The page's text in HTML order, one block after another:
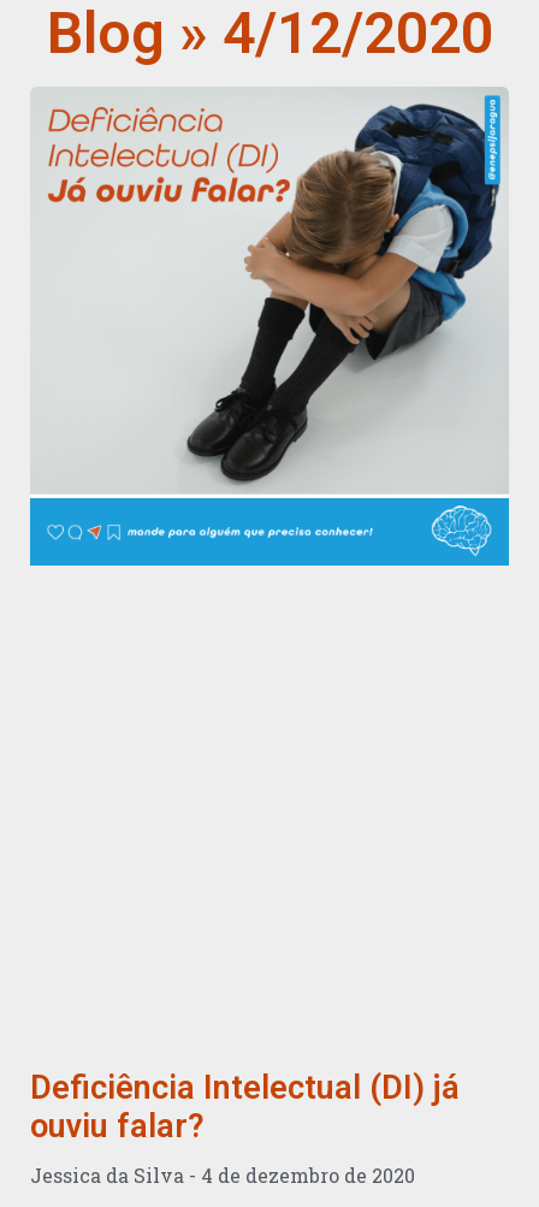
Blog » 4/12/2020
Deficiência Intelectual (DI) já
ouviu falar?
Jessica da Silva 4 de dezembro de 2020